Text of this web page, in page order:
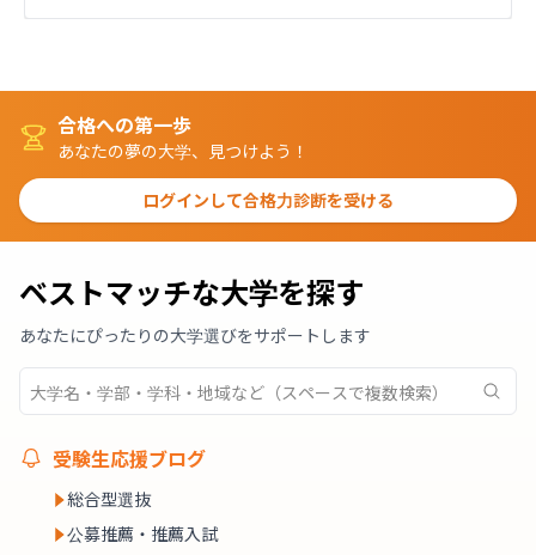
合格への第一歩
あなたの夢の大学、見つけよう！
ログインして合格力診断を受ける
ベストマッチな大学を探す
あなたにぴったりの大学選びをサポートします
受験生応援ブログ
総合型選抜
公募推薦・推薦入試